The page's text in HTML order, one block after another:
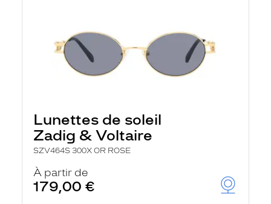
Lunettes de soleil
Zadig & Voltaire
SZV464S 300X OR ROSE
À partir de
179,00 €